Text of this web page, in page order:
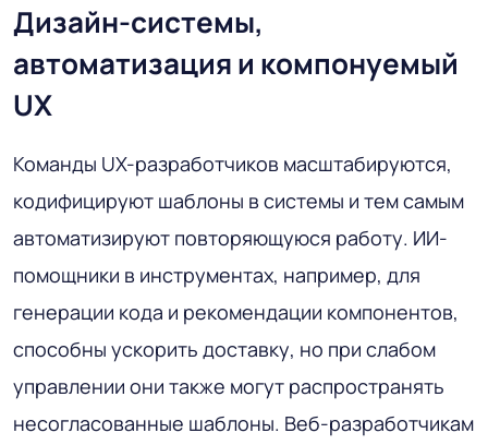
Дизайн-системы,
автоматизация и компонуемый
UX
Команды UX-разработчиков масштабируются,
кодифицируют шаблоны в системы и тем самым
автоматизируют повторяющуюся работу. ИИ-
помощники в инструментах, например, для
генерации кода и рекомендации компонентов,
способны ускорить доставку, но при слабом
управлении они также могут распространять
несогласованные шаблоны. Веб-разработчикам